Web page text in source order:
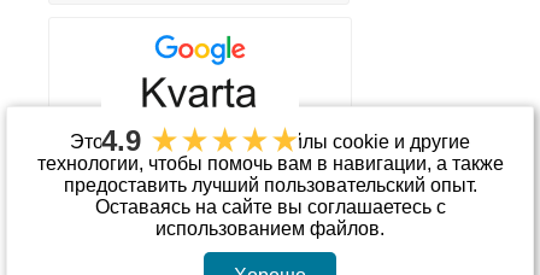
Этот сайт использует файлы cookie и другие
технологии, чтобы помочь вам в навигации, а также
предоставить лучший пользовательский опыт.
Оставаясь на сайте вы соглашаетесь с
использованием файлов.
4.9
Принимаем к оплате